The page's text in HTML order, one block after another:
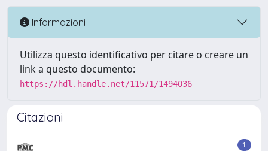
Informazioni
Utilizza questo identificativo per citare o creare un
link a questo documento:
https://hdl.handle.net/11571/1494036
Citazioni
1